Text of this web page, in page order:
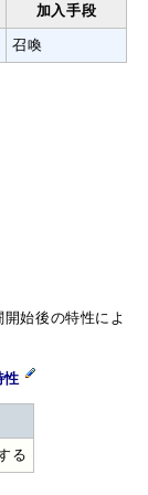
加入手段
召喚
始後の特性によ
性
る